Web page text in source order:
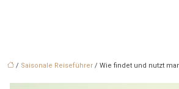
/ Saisonale Reiseführer / Wie findet und nutzt